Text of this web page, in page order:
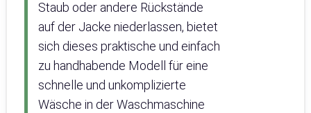
Staub oder andere Rückstände
auf der Jacke niederlassen, bietet
sich dieses praktische und einfach
zu handhabende Modell für eine
schnelle und unkomplizierte
Wäsche in der Waschmaschine